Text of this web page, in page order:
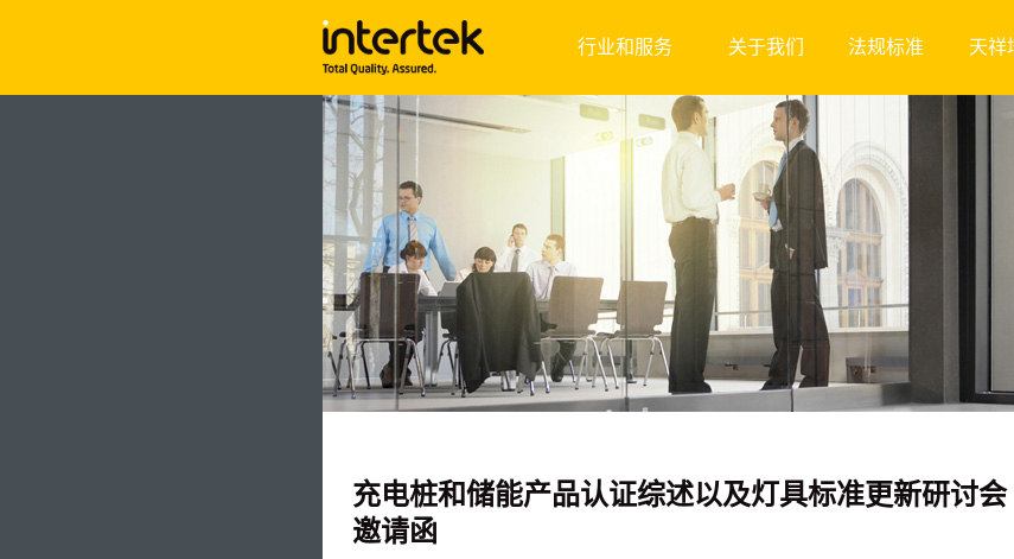
行业和服务 关于我们 法规标准 天祥
充电桩和储能产品认证综述以及灯具标准更新研讨会
邀请函